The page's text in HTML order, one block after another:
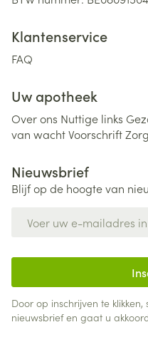
Klantenservice
FAQ
Uw apotheek
Over ons Nuttige links
van wachtVoorschrift
Nieuwsbrief
Blijf op de hoogte van
Door op inschrijven te
nieuwsbrief en gaat u